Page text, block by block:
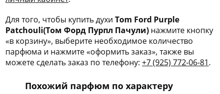
Для того, чтобы купить духиTom Ford Purple
Patchouli(Том Форд Пурпл Пачули) нажмите кнопку
«в корзину», выберите необходимое количество
парфюма и нажмите «оформить заказ», также вы
можете сделать заказ по телефону:+7 (925) 772-06-81.
Похожий парфюм по характеру